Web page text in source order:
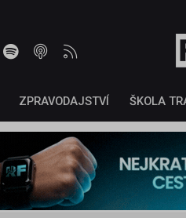
ZPRAVODAJSTVÍ ŠKOLA